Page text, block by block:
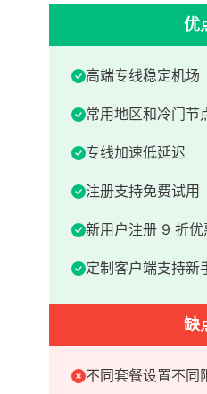
优
高端专线稳定机场
常用地区和冷门节
专线加速低延迟
注册支持免费试用
新用户注册 9 折
定制客户端支持新
缺
不同套餐设置不同